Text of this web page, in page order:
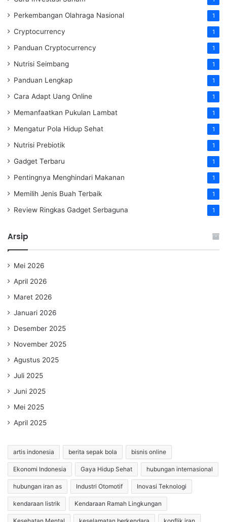
Perkembangan Olahraga Nasional 1
Cryptocurrency 1
Panduan Cryptocurrency 1
Nutrisi Seimbang 1
Panduan Lengkap 1
Cara Adapt Uang Online 1
Memanfaatkan Pukulan Lambat 1
Mengatur Pola Hidup Sehat 1
Nutrisi Prebiotik 1
Gadget Terbaru 1
Pentingnya Menghindari Makanan 1
Memilih Jenis Buah Terbaik 1
Review Ringkas Gadget Serbaguna 1
Arsip
Mei 2026
April 2026
Maret 2026
Januari 2026
Desember 2025
November 2025
Agustus 2025
Juli 2025
Juni 2025
Mei 2025
April 2025
artis indonesia berita sepak bola bisnis online
Ekonomi Indonesia Gaya Hidup Sehat hubungan internasional
hubungan iran as Industri Otomotif Inovasi Teknologi
kendaraan listrik Kendaraan Ramah Lingkungan